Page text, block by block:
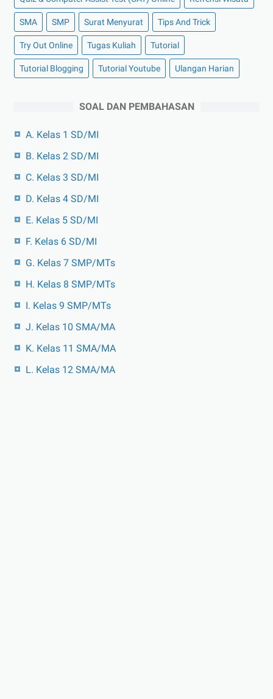
SMA SMP Surat Menyurat Tips And Trick
Try Out Online Tugas Kuliah Tutorial
Tutorial Blogging Tutorial Youtube Ulangan Harian
SOAL DAN PEMBAHASAN
A. Kelas 1 SD/MI
B. Kelas 2 SD/MI
C. Kelas 3 SD/MI
D. Kelas 4 SD/MI
E. Kelas 5 SD/MI
F. Kelas 6 SD/MI
G. Kelas 7 SMP/MTs
H. Kelas 8 SMP/MTs
I. Kelas 9 SMP/MTs
J. Kelas 10 SMA/MA
K. Kelas 11 SMA/MA
L. Kelas 12 SMA/MA